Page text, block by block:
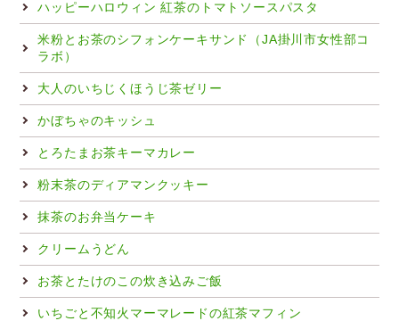
ハッピーハロウィン 紅茶のトマトソースパスタ
米粉とお茶のシフォンケーキサンド（JA掛川市女性部コ
ラボ）
大人のいちじくほうじ茶ゼリー
かぼちゃのキッシュ
とろたまお茶キーマカレー
粉末茶のディアマンクッキー
抹茶のお弁当ケーキ
クリームうどん
お茶とたけのこの炊き込みご飯
いちごと不知火マーマレードの紅茶マフィン